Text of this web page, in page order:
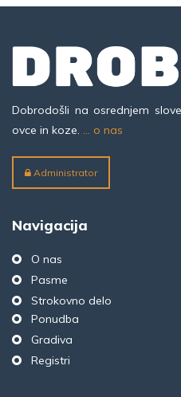
Dobrodošli na osrednjem
ovce in koze. ... o nas
Administrator
Navigacija
O nas
Pasme
Strokovno delo
Ponudba
Gradiva
Registri